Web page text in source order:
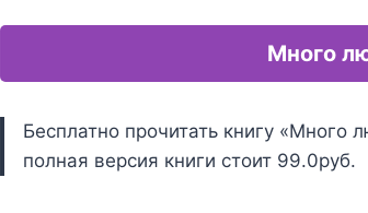
Много
Бесплатно прочитать книгу «Много
полная версия книги стоит 99.0руб.